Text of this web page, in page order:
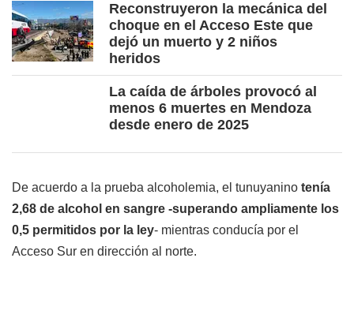
Reconstruyeron la mecánica del
choque en el Acceso Este que
dejó un muerto y 2 niños
heridos
La caída de árboles provocó al
menos 6 muertes en Mendoza
desde enero de 2025
De acuerdo a la prueba alcoholemia, el tunuyanino tenía
2,68 de alcohol en sangre -superando ampliamente los
0,5 permitidos por la ley- mientras conducía por el
Acceso Sur en dirección al norte.